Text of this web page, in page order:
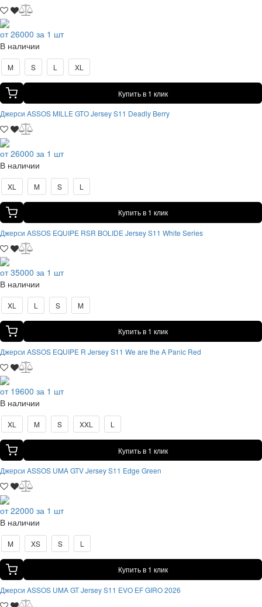
от 26000 за 1 шт
В наличии
M S L XL
Купить в 1 клик
Джерси ASSOS MILLE GTO Jersey S11 Deadly Berry
от 26000 за 1 шт
В наличии
XL M S L
Купить в 1 клик
Джерси ASSOS EQUIPE RSR BOLIDE Jersey S11 White Series
от 35000 за 1 шт
В наличии
XL L S M
Купить в 1 клик
Джерси ASSOS EQUIPE R Jersey S11 We are the A Panic Red
от 19600 за 1 шт
В наличии
XL M S XXL L
Купить в 1 клик
Джерси ASSOS UMA GTV Jersey S11 Edge Green
от 22000 за 1 шт
В наличии
M XS S L
Купить в 1 клик
Джерси ASSOS UMA GT Jersey S11 EVO EF GIRO 2026